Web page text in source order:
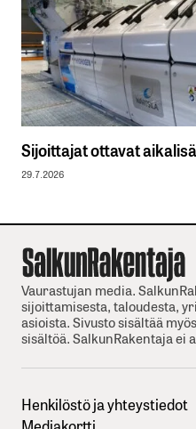
Sijoittajat ottavat
29.7.2026
Vaurastujan media.
sijoittamisesta, taloudesta,
asioista. Sivusto sisältää
sisältöä. SalkunRakentaja ei
Henkilöstö ja yhteystiedot